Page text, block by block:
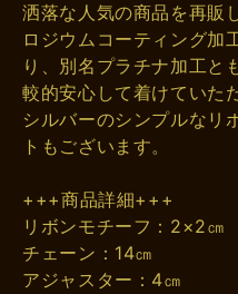
洒落な人気の商品を再販
ロジウムコーティング加
り、別名プラチナ加工と
較的安心して着けていた
シルバーのシンプルなリ
トもございます。
+++商品詳細+++
リボンモチーフ：2×2㎝
チェーン：14㎝
アジャスター：4㎝